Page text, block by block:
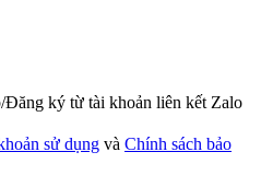
ký từ tài khoản liên kết Zalo
sử dụng và Chính sách bảo